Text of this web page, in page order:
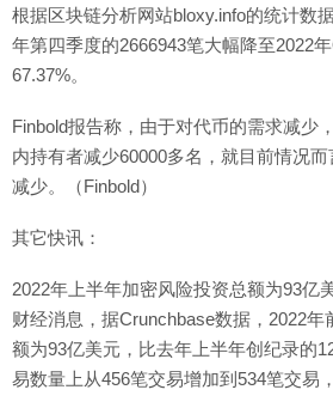
根据区块链分析网站bloxy.info的统计数
年第四季度的2666943笔大幅降至2022
67.37%。
Finbold报告称，由于对代币的需求减少
内持有者减少60000多名，就目前情况
减少。（Finbold）
其它快讯：
2022年上半年加密风险投资总额为93亿
财经消息，据Crunchbase数据，2022年
额为93亿美元，比去年上半年创纪录的
易数量上从456笔交易增加到534笔交易